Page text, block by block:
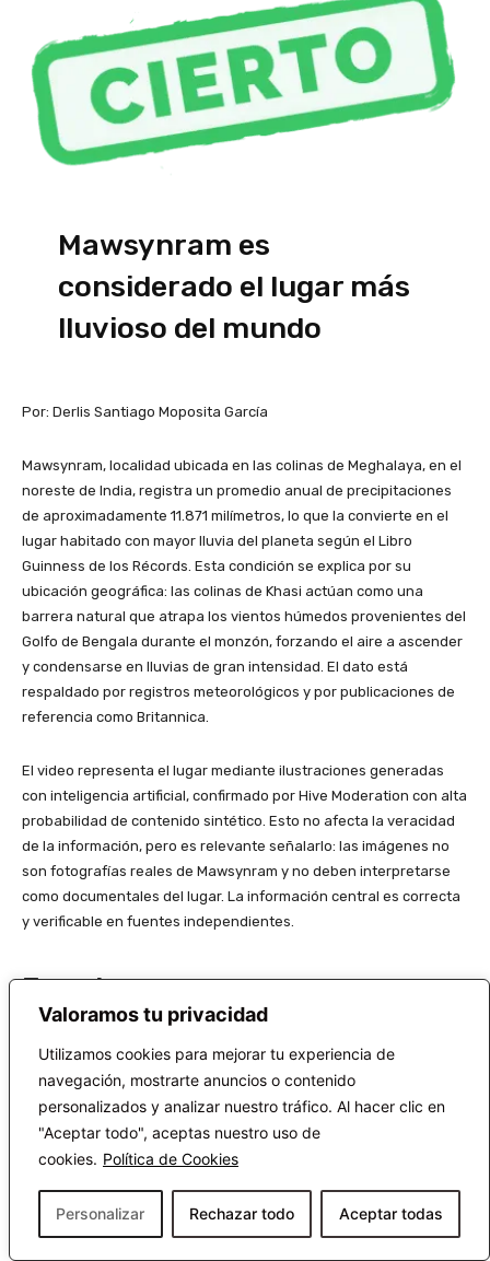
Valoramos tu privacidad
Utilizamos cookies para mejorar tu experiencia de
navegación, mostrarte anuncios o contenido
personalizados y analizar nuestro tráfico. Al hacer clic en
"Aceptar todo", aceptas nuestro uso de
cookies. Política de Cookies
Personalizar Rechazar todo Aceptar todas
Mawsynram es
considerado el lugar más
lluvioso del mundo
Por: Derlis Santiago Moposita García
Mawsynram, localidad ubicada en las colinas de Meghalaya, en el
noreste de India, registra un promedio anual de precipitaciones
de aproximadamente 11.871 milímetros, lo que la convierte en el
lugar habitado con mayor lluvia del planeta según el Libro
Guinness de los Récords. Esta condición se explica por su
ubicación geográfica: las colinas de Khasi actúan como una
barrera natural que atrapa los vientos húmedos provenientes del
Golfo de Bengala durante el monzón, forzando el aire a ascender
y condensarse en lluvias de gran intensidad. El dato está
respaldado por registros meteorológicos y por publicaciones de
referencia como Britannica.
El video representa el lugar mediante ilustraciones generadas
con inteligencia artificial, confirmado por Hive Moderation con alta
probabilidad de contenido sintético. Esto no afecta la veracidad
de la información, pero es relevante señalarlo: las imágenes no
son fotografías reales de Mawsynram y no deben interpretarse
como documentales del lugar. La información central es correcta
y verificable en fuentes independientes.
Fuentes:
Guinness World Records — Lugar más lluvioso:
https://www.guinnessworldrecords.com/world-
records/wettest-place
Britannica — Mawsynram:
https://www.britannica.com/place/Mawsynram
Hive Moderation — Detección de IA:
https://hivemoderation.com/ai-generated-content-
¡Apóyanos!